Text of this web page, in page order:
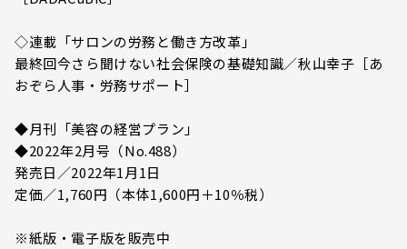
◇連載「サロンの労務と働き方改革」
最終回今さら聞けない社会保険の基礎知識／秋山幸子［あ
おぞら人事・労務サポート］
◆月刊「美容の経営プラン」
◆2022年2月号（No.488）
発売日／2022年1月1日
定価／1,760円（本体1,600円＋10％税）
※紙版・電子版を販売中